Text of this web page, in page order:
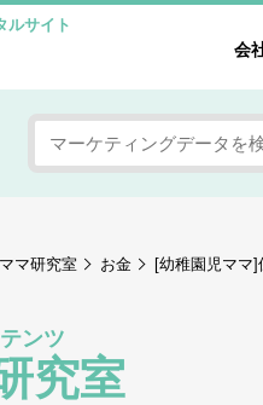
ルサイト
会
マ研究室 お金 [幼稚園児ママ]
ンツ
究室